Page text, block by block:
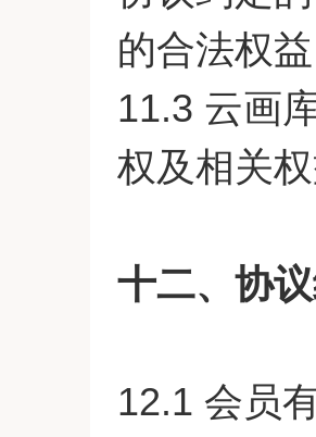
的合法权
11.3 云画
权及相关
十二、协
12.1 会员